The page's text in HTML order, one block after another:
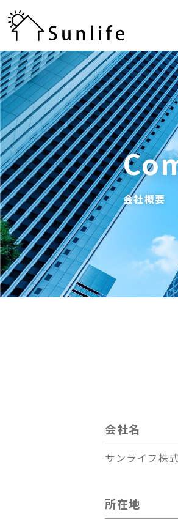
会社概要
会社名
サンライフ株
所在地